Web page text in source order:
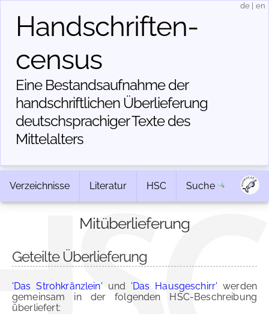
Handschriften­
census
Eine Bestandsaufnahme der
handschriftlichen Über­lieferung
deutschsprachiger Texte des
Mittelalters
de en
Verzeichnisse Literatur HSC Suche
Mitüberlieferung
Geteilte Überlieferung
'Das Strohkränzlein' und 'Das Hausgeschirr' werden
gemeinsam in der folgenden HSC-Beschreibung
überliefert: